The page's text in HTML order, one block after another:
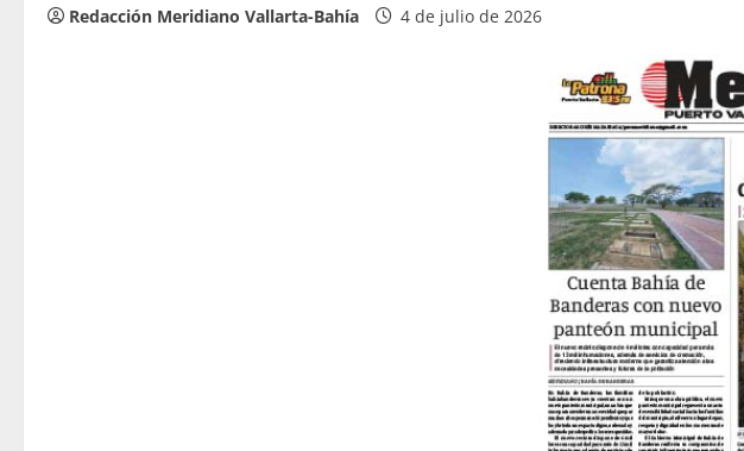
Redacción Meridiano Vallarta-Bahía 4 de julio de 2026